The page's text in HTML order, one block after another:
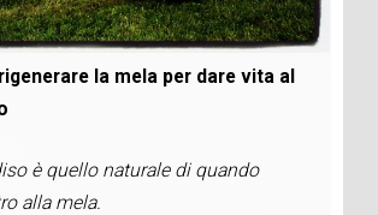
la mela per dare vita al
è quello naturale di quando
alla mela.